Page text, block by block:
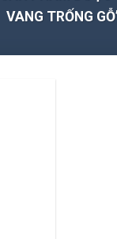
VANG TRỐNG